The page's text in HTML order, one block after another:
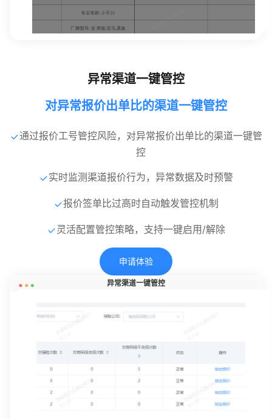
异常渠道一键管控
对异常报价出单比的渠道一键管控
通过报价工号管控风险，对异常报价出单比的渠道一键管
控
实时监测渠道报价行为，异常数据及时预警
报价签单比过高时自动触发管控机制
灵活配置管控策略，支持一键启用/解除
申请体验
异常渠道一键管控